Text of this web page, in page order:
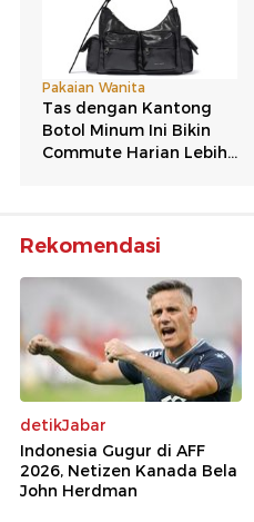
Rekomendasi
detikJabar
Indonesia Gugur di AFF
2026, Netizen Kanada Bela
John Herdman